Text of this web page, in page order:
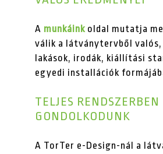
A munkáink oldal mutatja
válik a látványtervből
lakások, irodák, kiállítási
egyedi installációk
TELJES RENDSZERBEN
GONDOLKODUNK
A TorTer e-Design-nál a